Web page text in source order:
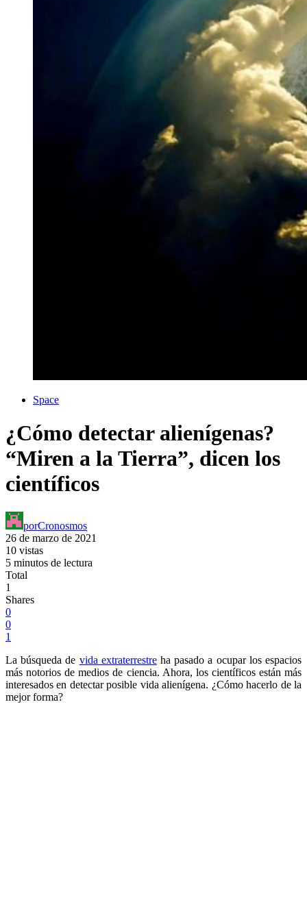
Space
¿Cómo detectar alienígenas?
“Miren a la Tierra”, dicen los
científicos
porCronosmos
26 de marzo de 2021
10 vistas
5 minutos de lectura
Total
1
Shares
0
0
1
La búsqueda de vida extraterrestreha pasado a ocupar los espacios
más notorios de medios de ciencia. Ahora, los científicos están más
interesados en detectar posible vida alienígena. ¿Cómo hacerlo de la
mejor forma?